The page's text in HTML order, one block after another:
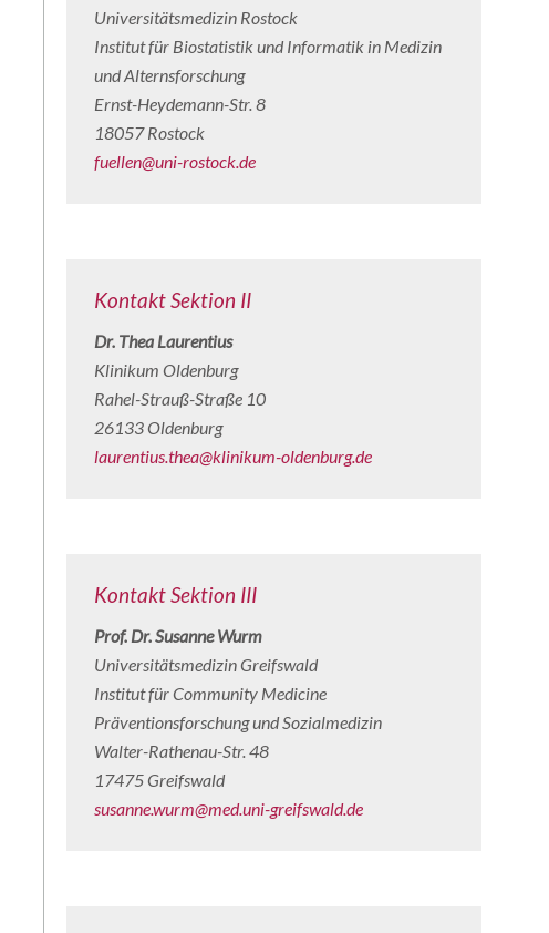
Universitätsmedizin Rostock
Institut für Biostatistik und Informatik in Medizin
und Alternsforschung
Ernst-Heydemann-Str. 8
18057 Rostock
fuellen@uni-rostock.de
Kontakt Sektion II
Dr. Thea Laurentius
Klinikum Oldenburg
Rahel-Strauß-Straße 10
26133 Oldenburg
laurentius.thea@klinikum-oldenburg.de
Kontakt Sektion III
Prof. Dr. Susanne Wurm
Universitätsmedizin Greifswald
Institut für Community Medicine
Präventionsforschung und Sozialmedizin
Walter-Rathenau-Str. 48
17475 Greifswald
susanne.wurm@med.uni-greifswald.de